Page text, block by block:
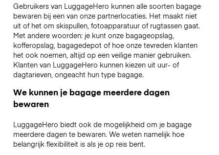
Gebruikers van LuggageHero kunnen alle soorten bagage
bewaren bij een van onze partnerlocaties. Het maakt niet
uit of het om skispullen, fotoapparatuur of rugtassen gaat.
Met andere woorden: je kunt onze bagageopslag,
kofferopslag, bagagedepot of hoe onze tevreden klanten
het ook noemen, altijd op een veilige manier gebruiken.
Klanten van LuggageHero kunnen kiezen uit uur- of
dagtarieven, ongeacht hun type bagage.
We kunnen je bagage meerdere dagen
bewaren
LuggageHero biedt ook de mogelijkheid om je bagage
meerdere dagen te bewaren. We weten namelijk hoe
belangrijk flexibiliteit is als je op reis bent.